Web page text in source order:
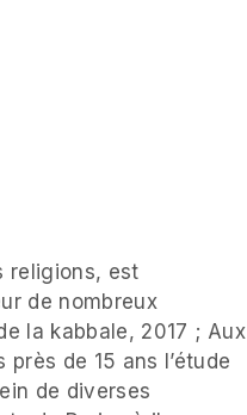
religions, est
de nombreux
la kabbale, 2017 ; Aux
de 15 ans l’étude
de diverses